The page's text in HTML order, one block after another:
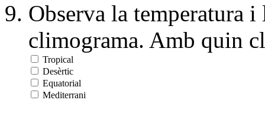
Observa la temperatura
climograma. Amb quin
Tropical
Desèrtic
Equatorial
Mediterrani